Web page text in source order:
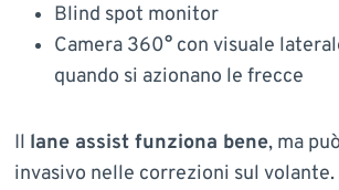
Blind spot monitor
Camera 360° con visuale
quando si azionano le frecce
Il lane assist funziona bene, ma
invasivo nelle correzioni sul